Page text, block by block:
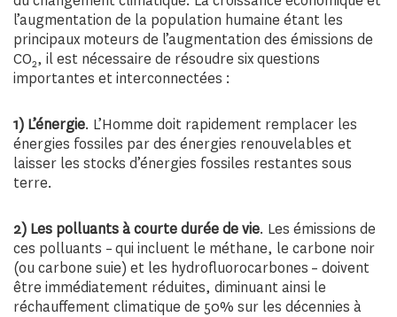
l’augmentation de la population humaine étant les
principaux moteurs de l’augmentation des émissions de
CO2, il est nécessaire de résoudre six questions
importantes et interconnectées :
1) L’énergie. L’Homme doit rapidement remplacer les
énergies fossiles par des énergies renouvelables et
laisser les stocks d’énergies fossiles restantes sous
terre.
2) Les polluants à courte durée de vie. Les émissions de
ces polluants – qui incluent le méthane, le carbone noir
(ou carbone suie) et les hydrofluorocarbones – doivent
être immédiatement réduites, diminuant ainsi le
réchauffement climatique de 50% sur les décennies à